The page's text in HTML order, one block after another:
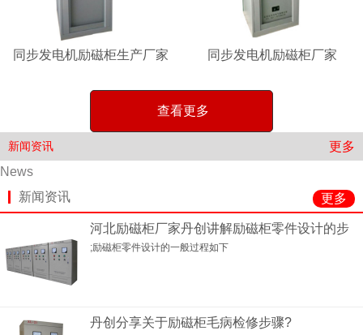
同步发电机励磁柜生产厂家 同步发电机励磁柜厂家
查看更多
新闻资讯
更多
News
新闻资讯
更多
河北励磁柜厂家丹创讲解励磁柜零件设计的步
;励磁柜零件设计的一般过程如下
丹创分享关于励磁柜毛病检修步骤?